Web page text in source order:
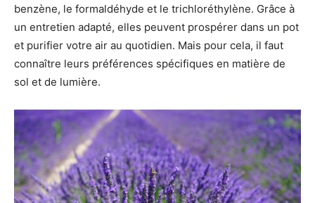
benzène, le formaldéhyde et le trichloréthylène. Grâce à
un entretien adapté, elles peuvent prospérer dans un pot
et purifier votre air au quotidien. Mais pour cela, il faut
connaître leurs préférences spécifiques en matière de
sol et de lumière.